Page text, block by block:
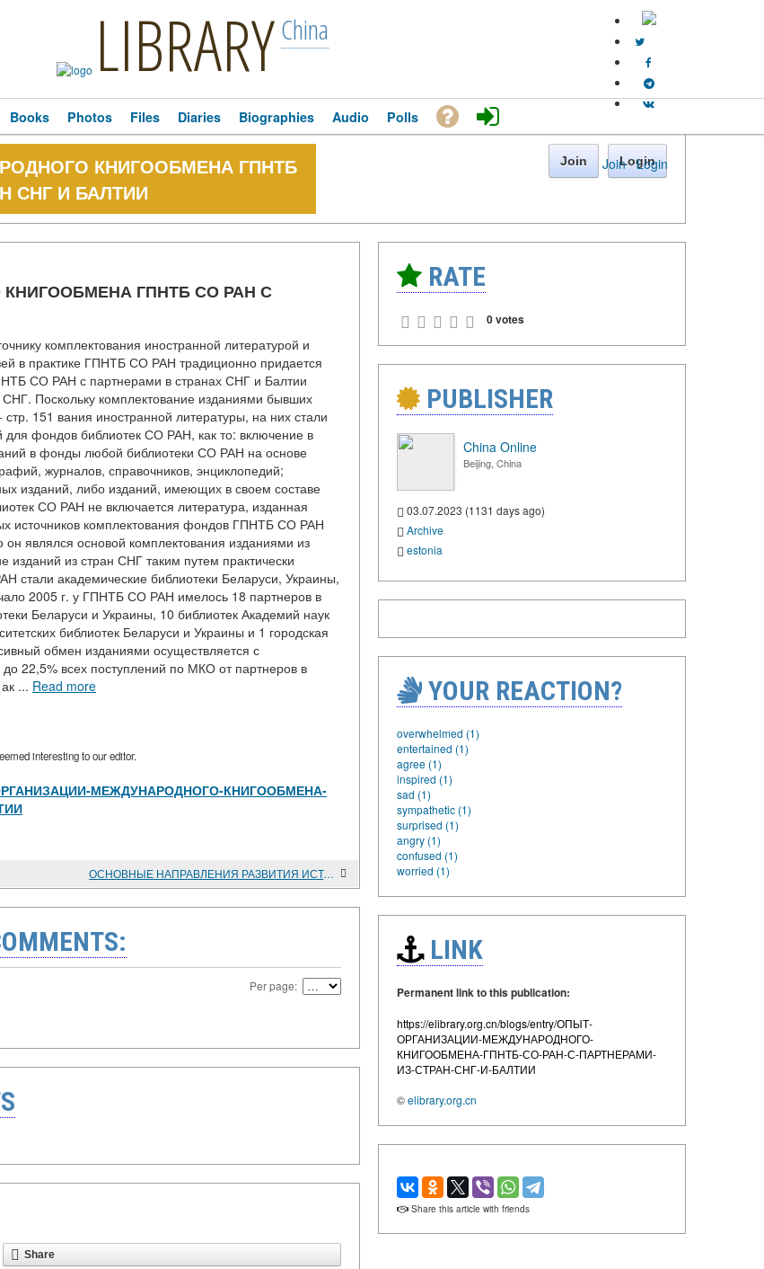
LIBRARY China
Join · Login
Books Photos Files Diaries Biographies Audio Polls
КНИГООБМЕНА ГПНТБ
СНГ И БАЛТИИ
Join Login
ГПНТБ СО РАН С
комплектования иностранной литературой и
в практике ГПНТБ СО РАН традиционно придается
СО РАН с партнерами в странах СНГ и Балтии
Поскольку комплектование изданиями бывших
151 вания иностранной литературы, на них стали
для фондов библиотек СО РАН, как то: включение в
в фонды любой библиотеки СО РАН на основе
журналов, справочников, энциклопедий;
изданий, либо изданий, имеющих в своем составе
СО РАН не включается литература, изданная
источников комплектования фондов ГПНТБ СО РАН
являлся основой комплектования изданиями из
изданий из стран СНГ таким путем практически
академические библиотеки Беларуси, Украины,
2005 г. у ГПНТБ СО РАН имелось 18 партнеров в
Беларуси и Украины, 10 библиотек Академий наук
библиотек Беларуси и Украины и 1 городская
обмен изданиями осуществляется с
22,5% всех поступлений по МКО от партнеров в
... Read more
interesting to our editor.
МЕЖДУНАРОДНОГО-КНИГООБМЕНА-
ОСНОВНЫЕ НАПРАВЛЕНИЯ РАЗВИТИЯ ИСТОРИЧЕСКОЙ НАУКИ В СОВЕТСКОЙ ЛАТВИИ
Per page:
Share
RATE
0 votes
PUBLISHER
China Online
Beijing, China
03.07.2023 (1131 days ago)
Archive
estonia
YOUR REACTION?
overwhelmed (1)
entertained (1)
agree (1)
inspired (1)
sad (1)
sympathetic (1)
surprised (1)
angry (1)
confused (1)
worried (1)
LINK
Permanent link to this publication:
https://elibrary.org.cn/blogs/entry/ОПЫТ-
ОРГАНИЗАЦИИ-МЕЖДУНАРОДНОГО-
КНИГООБМЕНА-ГПНТБ-СО-РАН-С-ПАРТНЕРАМИ-
ИЗ-СТРАН-СНГ-И-БАЛТИИ
©elibrary.org.cn
Share this article with friends